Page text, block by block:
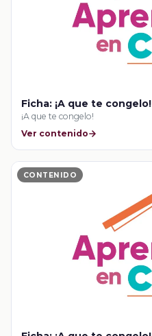
Ficha: ¡A que te congelo!
¡A que te congelo!
Ver contenido
CONTENIDO